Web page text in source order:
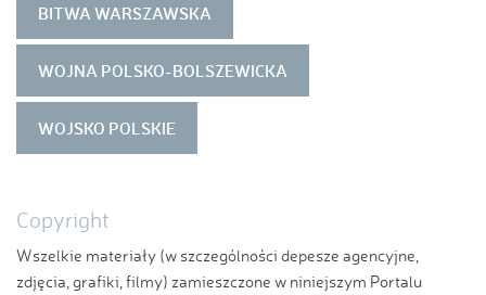
BITWA WARSZAWSKA
WOJNA POLSKO-BOLSZEWICKA
WOJSKO POLSKIE
Copyright
Wszelkie materiały (w szczególności depesze agencyjne,
zdjęcia, grafiki, filmy) zamieszczone w niniejszym Portalu